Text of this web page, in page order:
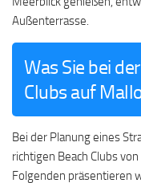
Außenterrasse.
Was Sie bei
Clubs auf
Bei der Planung eines
richtigen Beach Clubs
Folgenden präsentieren